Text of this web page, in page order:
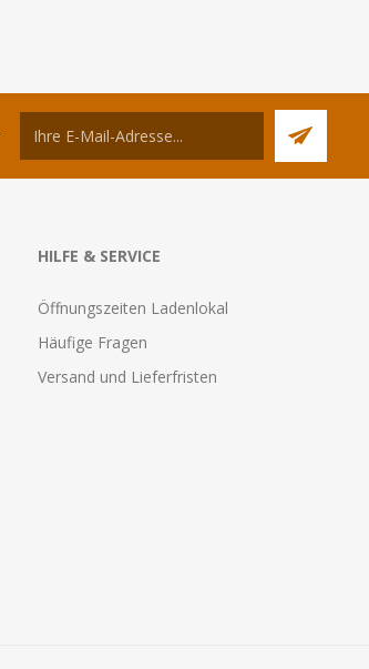
HILFE & SERVICE
Öffnungszeiten Ladenlokal
Häufige Fragen
Versand und Lieferfristen